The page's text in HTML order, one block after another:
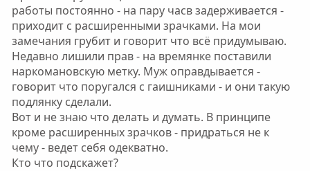
работы постоянно - на пару часв задерживается -
приходит с расширенными зрачками. На мои
замечания грубит и говорит что всё придумываю.
Недавно лишили прав - на времянке поставили
наркомановскую метку. Муж оправдывается -
говорит что поругался с гаишниками - и они такую
подлянку сделали.
Вот и не знаю что делать и думать. В принципе
кроме расширенных зрачков - придраться не к
чему - ведет себя одекватно.
Кто что подскажет?